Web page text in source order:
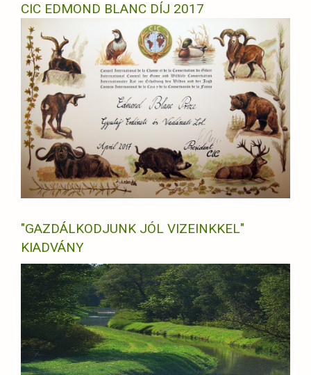
CIC EDMOND BLANC DÍJ 2017
"GAZDÁLKODJUNK JÓL VIZEINKKEL"
KIADVÁNY